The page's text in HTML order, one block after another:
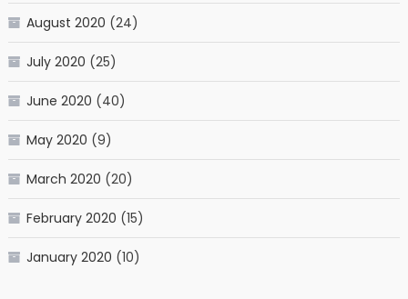
August 2020 (24)
July 2020 (25)
June 2020 (40)
May 2020 (9)
March 2020 (20)
February 2020 (15)
January 2020 (10)